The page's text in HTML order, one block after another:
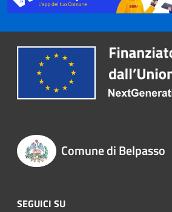
Comune di Belpasso
SEGUICI SU